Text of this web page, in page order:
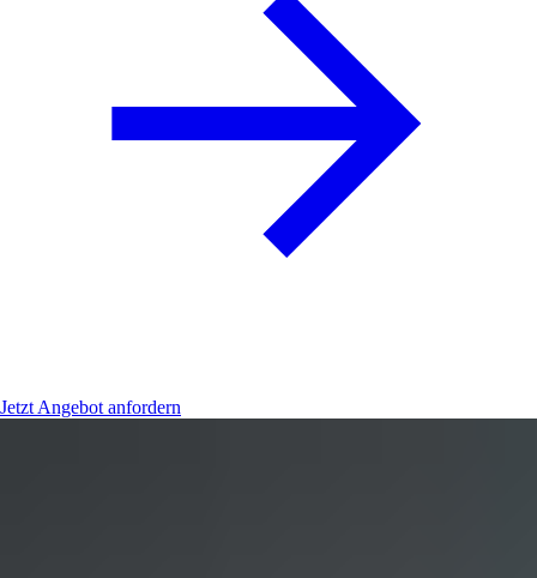
Jetzt Angebot anfordern